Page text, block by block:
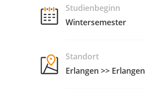
Studienbeginn
Wintersemester
Standort
Erlangen >> Erlangen